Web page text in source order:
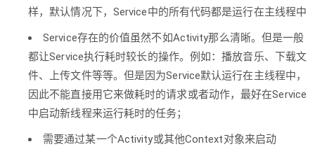
样，默认情况下，Service中的所有代码都是运行在主线程中
Service存在的价值虽然不如Activity那么清晰。但是一般
都让Service执行耗时较长的操作。例如：播放音乐、下载文
件、上传文件等等。但是因为Service默认运行在主线程中，
因此不能直接用它来做耗时的请求或者动作，最好在Service
中启动新线程来运行耗时的任务；
需要通过某一个Activity或其他Context对象来启动